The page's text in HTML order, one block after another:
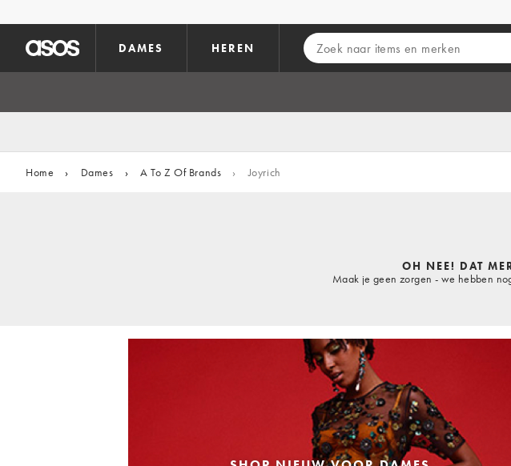
DAMES HEREN
Home › Dames › A To Z Of Brands › Joyrich
OH NEE! DAT
Maak je geen zorgen - we hebben